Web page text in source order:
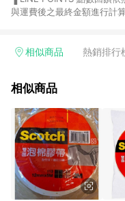
與運費後之最終金額進行計算。 ▐ 注意事項 (1) 部分服務
Smart mobile、神腦生活、
台灣樂天市場，並在同一瀏
市場 45 天內完成訂單出貨及
使用APP、或中途瀏覽比價
由網頁版(電腦版/手機版網
無法進行 LINE POINTS 回饋。 (5) LINE 購物為購物資訊
平台，商品資料更新會有時
位、贈品與台灣樂天市場銷
(6) 導購訂單已逾 365 天，
相似商品 熱銷排行
相似商品